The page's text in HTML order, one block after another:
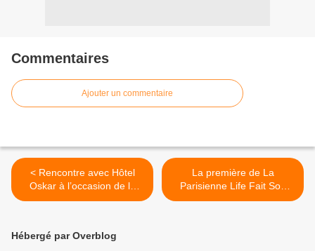
Commentaires
Ajouter un commentaire
< Rencontre avec Hôtel
Oskar à l’occasion de la
sortie de « Mémoires » !
La première de La
Parisienne Life Fait Son
Show au Sonar’t, c’était fun
Hébergé par Overblog